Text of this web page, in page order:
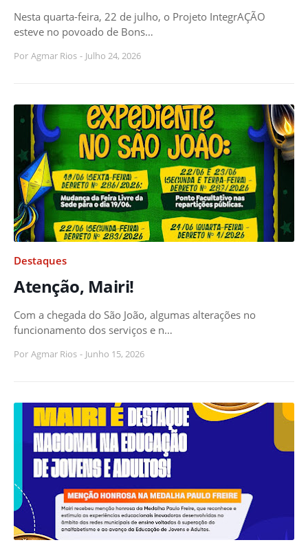
Nesta quarta-feira, 22 de julho, o Projeto IntegrAÇÃO
esteve no povoado de Bons…
Por Agmar Rios - Julho 24, 2026
Destaques
Atenção, Mairi!
Com a chegada do São João, algumas alterações no
funcionamento dos serviços e n…
Por Agmar Rios - Junho 15, 2026